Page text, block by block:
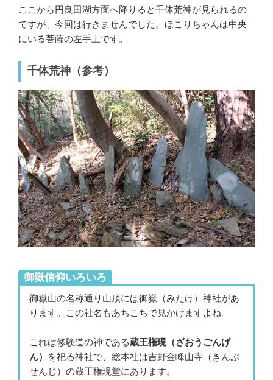
ここから円良田湖方面へ降りると千体荒神が見られるの
ですが、今回は行きませんでした。ほこりちゃんは中央
にいる菩薩の左手上です。
千体荒神（参考）
御嶽信仰いろいろ
御嶽山の名称通り山頂には御嶽（みたけ）神社があ
ります。この社名もあちこちで見かけますよね。
これは修験道の神である蔵王権現（ざおうごんげ
ん）
を祀る神社で、総本社は吉野金峰山寺（きんぷ
せんじ）の蔵王権現堂にあります。